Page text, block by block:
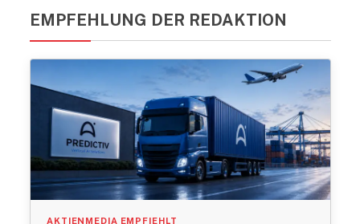
EMPFEHLUNG DER REDAKTION
AKTIENMEDIA EMPFIEHLT